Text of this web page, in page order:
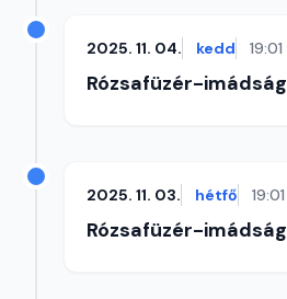
2025. 11. 04. kedd 19:01
Rózsafüzér-imádság
2025. 11. 03. hétfő 19:01
Rózsafüzér-imádság